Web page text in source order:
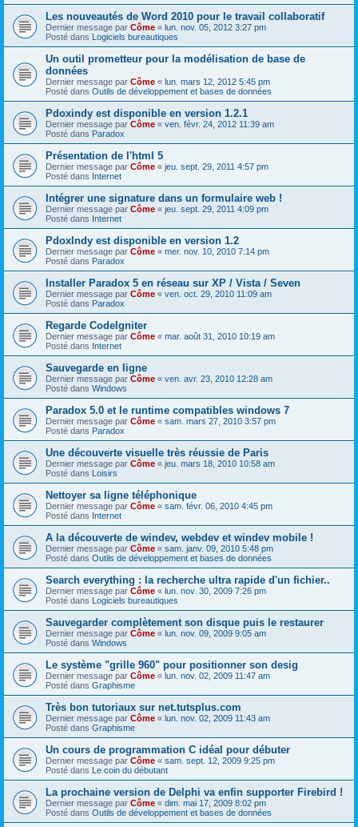
Les nouveautés de Word 2010 pour le travail collaboratif
Dernier message par Côme « lun. nov. 05, 2012 3:27 pm
Posté dans Logiciels bureautiques
Un outil prometteur pour la modélisation de base de
données
Dernier message par Côme « lun. mars 12, 2012 5:45 pm
Posté dans Outils de développement et bases de données
Pdoxindy est disponible en version 1.2.1
Dernier message par Côme « ven. févr. 24, 2012 11:39 am
Posté dans Paradox
Présentation de l'html 5
Dernier message par Côme « jeu. sept. 29, 2011 4:57 pm
Posté dans Internet
Intégrer une signature dans un formulaire web !
Dernier message par Côme « jeu. sept. 29, 2011 4:09 pm
Posté dans Internet
PdoxIndy est disponible en version 1.2
Dernier message par Côme « mer. nov. 10, 2010 7:14 pm
Posté dans Paradox
Installer Paradox 5 en réseau sur XP / Vista / Seven
Dernier message par Côme « ven. oct. 29, 2010 11:09 am
Posté dans Paradox
Regarde CodeIgniter
Dernier message par Côme « mar. août 31, 2010 10:19 am
Posté dans Internet
Sauvegarde en ligne
Dernier message par Côme « ven. avr. 23, 2010 12:28 am
Posté dans Windows
Paradox 5.0 et le runtime compatibles windows 7
Dernier message par Côme « sam. mars 27, 2010 3:57 pm
Posté dans Paradox
Une découverte visuelle très réussie de Paris
Dernier message par Côme « jeu. mars 18, 2010 10:58 am
Posté dans Loisirs
Nettoyer sa ligne téléphonique
Dernier message par Côme « sam. févr. 06, 2010 4:45 pm
Posté dans Internet
A la découverte de windev, webdev et windev mobile !
Dernier message par Côme « sam. janv. 09, 2010 5:48 pm
Posté dans Outils de développement et bases de données
Search everything : la recherche ultra rapide d'un fichier..
Dernier message par Côme « lun. nov. 30, 2009 7:26 pm
Posté dans Logiciels bureautiques
Sauvegarder complètement son disque puis le restaurer
Dernier message par Côme « lun. nov. 09, 2009 9:05 am
Posté dans Windows
Le système "grille 960" pour positionner son desig
Dernier message par Côme « lun. nov. 02, 2009 11:47 am
Posté dans Graphisme
Très bon tutoriaux sur net.tutsplus.com
Dernier message par Côme « lun. nov. 02, 2009 11:43 am
Posté dans Graphisme
Un cours de programmation C idéal pour débuter
Dernier message par Côme « sam. sept. 12, 2009 9:25 pm
Posté dans Le coin du débutant
La prochaine version de Delphi va enfin supporter Firebird !
Dernier message par Côme « dim. mai 17, 2009 8:02 pm
Posté dans Outils de développement et bases de données